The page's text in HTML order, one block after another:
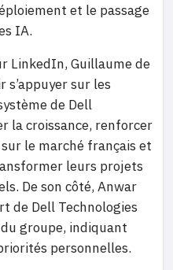
et le passage
IA.
LinkedIn, Guillaume de
s’appuyer sur les
de Dell
la croissance, renforcer
le marché français et
leurs projets
De son côté, Anwar
de Dell Technologies
groupe, indiquant
personnelles.